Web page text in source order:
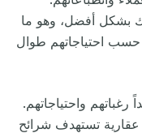
بشكل أفضل، وهو ما
حسب احتياجاتهم طوال
واحتياجاتهم.
تستهدف شرائح